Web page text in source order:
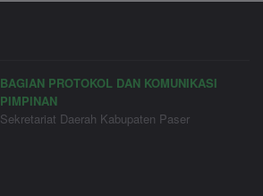
BAGIAN PROTOKOL DAN KOMUNIKASI
PIMPINAN
Sekretariat Daerah Kabupaten Paser